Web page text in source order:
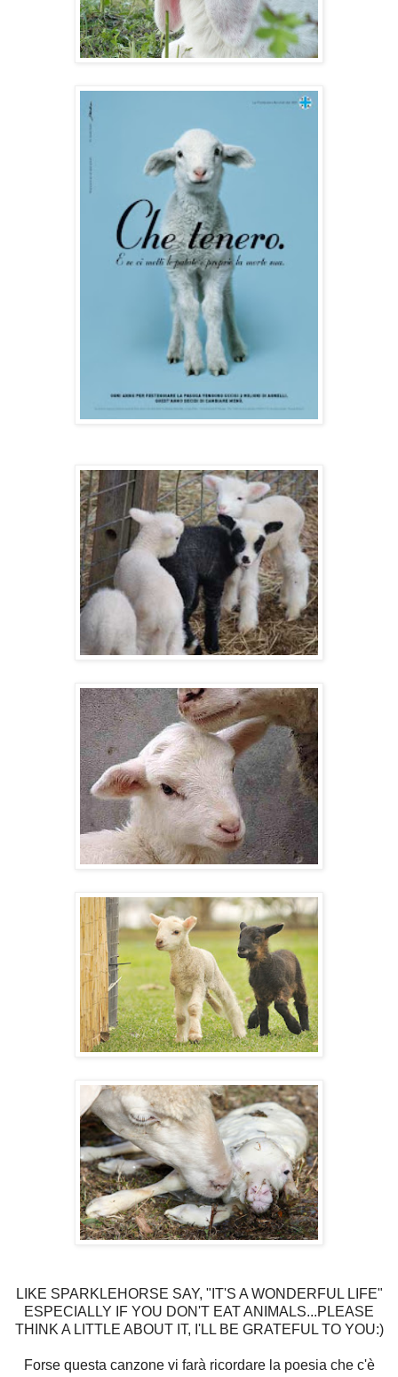
LIKE SPARKLEHORSE SAY, "IT'S A WONDERFUL LIFE"
ESPECIALLY IF YOU DON'T EAT ANIMALS...PLEASE
THINK A LITTLE ABOUT IT, I'LL BE GRATEFUL TO YOU:)
Forse questa canzone vi farà ricordare la poesia che c'è